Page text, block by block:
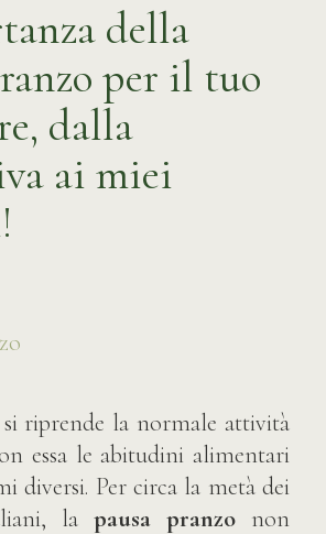
della
per il tuo
dalla
ai miei
riprende la normale attività
essa le abitudini alimentari
diversi. Per circa la metà dei
la pausa pranzo non